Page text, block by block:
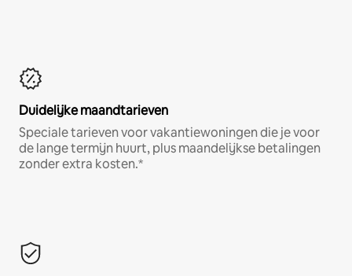
Duidelijke maandtarieven
Speciale tarieven voor vakantiewoningen die je voor
de lange termijn huurt, plus maandelijkse betalingen
zonder extra kosten.*